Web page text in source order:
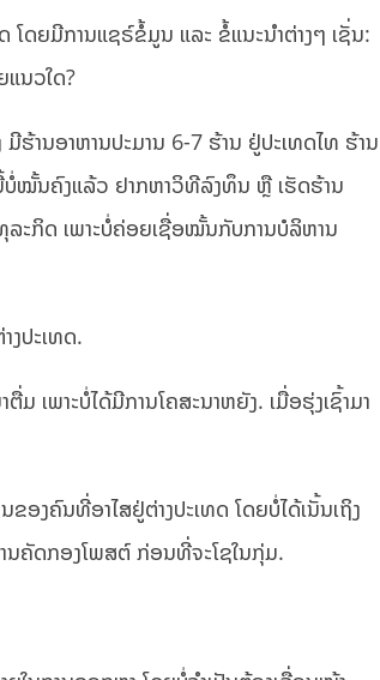
ດຍມີການແຊຣ໌ຂໍ້ມູນ ແລະ ຂໍ້ແນະນຳຕ່າງໆ ເຊັ່ນ:
ແນວໃດ?
ານອາຫານປະມານ 6-7 ຮ້ານ ຢູ່ປະເທດໄທ ຮ້ານ
ບໍ່ໝັ້ນຄົງແລ້ວ ຢາກຫາວິທີລົງທຶນ ຫຼື ເຮັດຮ້ານ
ລະກິດ ເພາະບໍ່ຄ່ອຍເຊື່ອໝັ້ນກັບການບໍລິຫານ
ປະເທດ.
ເພາະບໍ່ໄດ້ມີການໂຄສະນາຫຍັງ. ເມື່ອຮຸ່ງເຊົ້າມາ
ງຄົນທີ່ອາໄສຢູ່ຕ່າງປະເທດ ໂດຍບໍ່ໄດ້ເນັ້ນເຖິງ
ານຄັດກອງໂພສຕ໌ ກ່ອນທີ່ຈະໂຊໃນກຸ່ມ.